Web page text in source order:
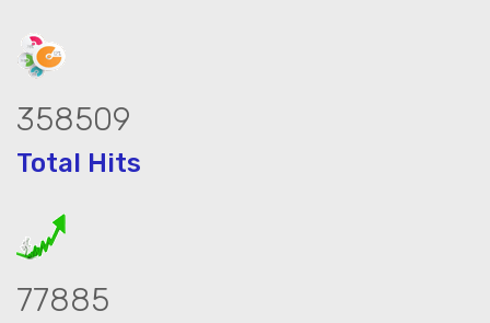
456672
Total Hits
99296